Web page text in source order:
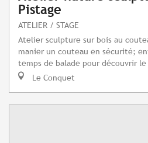
Pistage
ATELIER / STAGE
Atelier sculpture sur bois au
manier un couteau en sécurité;
temps de balade pour découvrir
Le Conquet